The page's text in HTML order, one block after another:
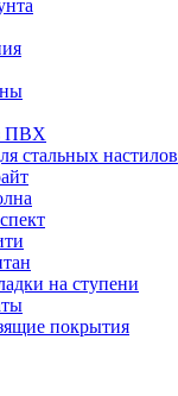
ПВХ
стальных настилов
на ступени
покрытия